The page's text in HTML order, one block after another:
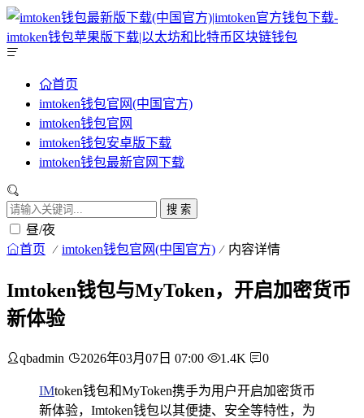
首页
imtoken钱包官网(中国官方)
imtoken钱包官网
imtoken钱包安卓版下载
imtoken钱包最新官网下载
搜 索
昼/夜
首页 imtoken钱包官网(中国官方) 内容详情
Imtoken钱包与MyToken，开启加密货币
新体验
qbadmin 2026年03月07日 07:00 1.4K 0
IMtoken钱包和MyToken携手为用户开启加密货币
新体验，Imtoken钱包以其便捷、安全等特性，为